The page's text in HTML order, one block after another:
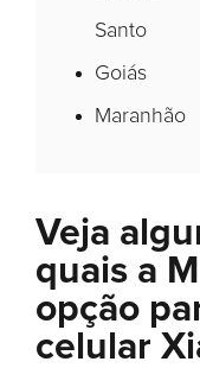
Santo
Goiás
Maranhão
Veja
quais a
opção
celular